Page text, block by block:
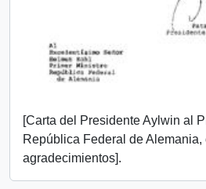
[Carta del Presidente Aylwin al
República Federal de Alemania,
agradecimientos].